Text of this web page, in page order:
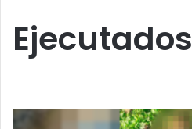
Ejecutados